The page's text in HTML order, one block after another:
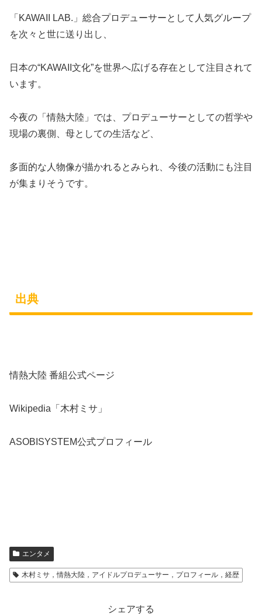
「KAWAII LAB.」総合プロデューサーとして人気グループ
を次々と世に送り出し、
日本の“KAWAII文化”を世界へ広げる存在として注目されて
います。
今夜の「情熱大陸」では、プロデューサーとしての哲学や
現場の裏側、母としての生活など、
多面的な人物像が描かれるとみられ、今後の活動にも注目
が集まりそうです。
出典
情熱大陸 番組公式ページ
Wikipedia「木村ミサ」
ASOBISYSTEM公式プロフィール
エンタメ
木村ミサ，情熱大陸，アイドルプロデューサー，プロフィール，経歴
シェアする